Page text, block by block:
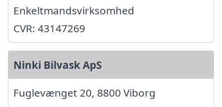
Enkeltmandsvirksomhed
CVR: 43147269
Ninki Bilvask ApS
Fuglevænget 20, 8800 Viborg